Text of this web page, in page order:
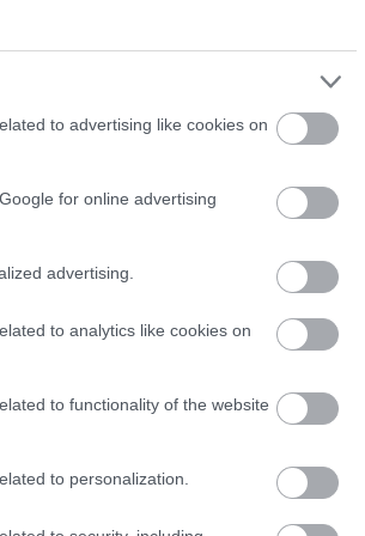
to advertising like cookies on
for online advertising
advertising.
to analytics like cookies on
to functionality of the website
to personalization.
5
4
P
2
2
3
P
2
4